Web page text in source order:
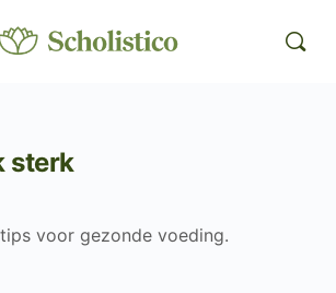
sterk
voor gezonde voeding.